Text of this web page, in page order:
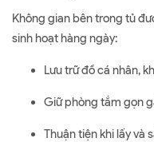
Không gian bên trong tủ
sinh hoạt hàng ngày:
Lưu trữ đồ cá nhân,
Giữ phòng tắm gọn
Thuận tiện khi lấy và